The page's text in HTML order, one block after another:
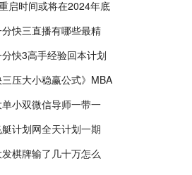
启时间或将在2024年底
快三直播有哪些最精
快3高手经验回本计划
压大小稳赢公式》MBA
小双微信导师一带一
计划网全天计划一期
棋牌输了几十万怎么